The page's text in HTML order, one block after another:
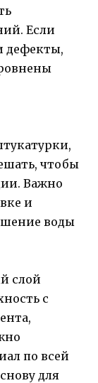
Если
дефекты,
чтобы
Важно
и
воды
слой
с
по всей
для